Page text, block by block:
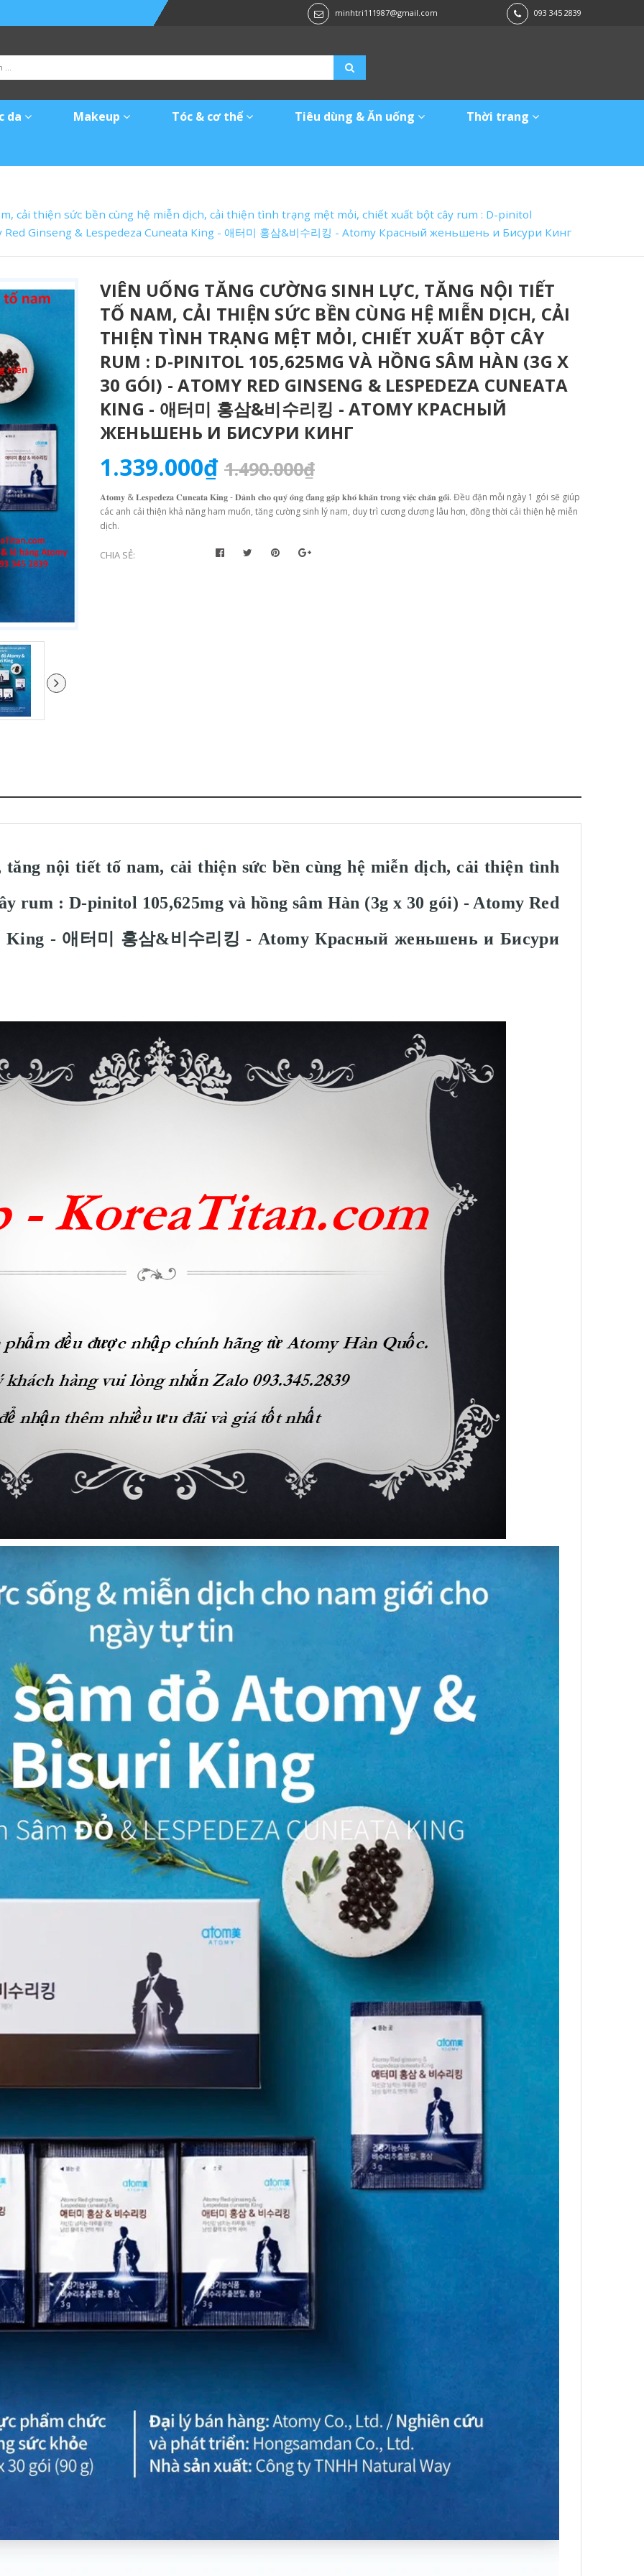
minhtri111987@gmail.com 093 345 2839
da Makeup Tóc & cơ thể Tiêu dùng & Ăn uống Thời trang
cải thiện sức bền cùng hệ miễn dịch, cải thiện tình trạng mệt mỏi, chiết xuất bột cây rum : D-pinitol
Ginseng & Lespedeza Cuneata King - 애터미 홍삼&비수리킹 - Atomy Красный женьшень и Бисури Кинг
VIÊN UỐNG TĂNG CƯỜNG SINH LỰC, TĂNG NỘI TIẾT
TỐ NAM, CẢI THIỆN SỨC BỀN CÙNG HỆ MIỄN DỊCH, CẢI
THIỆN TÌNH TRẠNG MỆT MỎI, CHIẾT XUẤT BỘT CÂY
RUM : D-PINITOL 105,625MG VÀ HỒNG SÂM HÀN (3G X
30 GÓI) - ATOMY RED GINSENG & LESPEDEZA CUNEATA
KING - 애터미 홍삼&비수리킹 - ATOMY КРАСНЫЙ
ЖЕНЬШЕНЬ И БИСУРИ КИНГ
1.339.000₫ 1.490.000₫
𝐀𝐭𝐨𝐦𝐲 & 𝐋𝐞𝐬𝐩𝐞𝐝𝐞𝐳𝐚 𝐂𝐮𝐧𝐞𝐚𝐭𝐚 𝐊𝐢𝐧𝐠 - 𝐃𝐚̀𝐧𝐡 𝐜𝐡𝐨 𝐪𝐮𝐲́ 𝐨̂𝐧𝐠 đ𝐚𝐧𝐠 𝐠𝐚̣̆𝐩 𝐤𝐡𝐨́ 𝐤𝐡𝐚̆𝐧 𝐭𝐫𝐨𝐧𝐠 𝐯𝐢𝐞̣̂𝐜 𝐜𝐡𝐚̆𝐧 𝐠𝐨̂́𝐢. Đều đặn mỗi ngày 1 gói sẽ giúp
các anh cải thiện khả năng ham muốn, tăng cường sinh lý nam, duy trì cương dương lâu hơn, đồng thời cải thiện hệ miễn
dịch.
CHIA SẺ:
nội tiết tố nam, cải thiện sức bền cùng hệ miễn dịch, cải thiện tình
rum : D-pinitol 105,625mg và hồng sâm Hàn (3g x 30 gói) - Atomy Red
King - 애터미 홍삼&비수리킹 - Atomy Красный женьшень и Бисури